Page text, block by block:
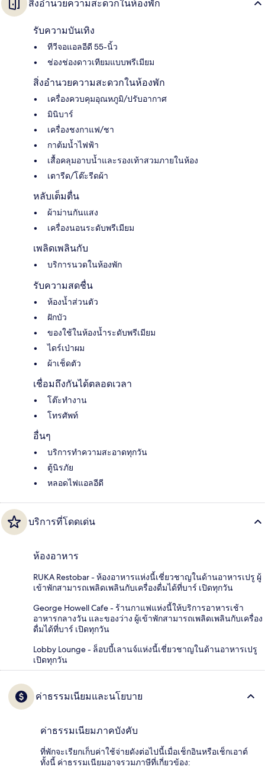
สิ่งอำนวยความสะดวกในห้องพัก
รับความบันเทิง
ทีวีจอแอลอีดี 55-นิ้ว
ช่องช่องดาวเทียมแบบพรีเมียม
สิ่งอำนวยความสะดวกในห้องพัก
เครื่องควบคุมอุณหภูมิ/ปรับอากาศ
มินิบาร์
เครื่องชงกาแฟ/ชา
กาต้มน้ำไฟฟ้า
เสื้อคลุมอาบน้ำและรองเท้าสวมภายในห้อง
เตารีด/โต๊ะรีดผ้า
หลับเต็มตื่น
ผ้าม่านกันแสง
เครื่องนอนระดับพรีเมียม
เพลิดเพลินกับ
บริการนวดในห้องพัก
รับความสดชื่น
ห้องน้ำส่วนตัว
ฝักบัว
ของใช้ในห้องน้ำระดับพรีเมียม
ไดร์เป่าผม
ผ้าเช็ดตัว
เชื่อมถึงกันได้ตลอดเวลา
โต๊ะทำงาน
โทรศัพท์
อื่นๆ
บริการทำความสะอาดทุกวัน
ตู้นิรภัย
หลอดไฟแอลอีดี
บริการที่โดดเด่น
ห้องอาหาร
RUKA Restobar - ห้องอาหารแห่งนี้เชี่ยวชาญในด้านอาหารเปรู ผู้
เข้าพักสามารถเพลิดเพลินกับเครื่องดื่มได้ที่บาร์ เปิดทุกวัน
George Howell Cafe - ร้านกาแฟแห่งนี้ให้บริการอาหารเช้า
อาหารกลางวัน และของว่าง ผู้เข้าพักสามารถเพลิดเพลินกับเครื่อง
ดื่มได้ที่บาร์ เปิดทุกวัน
Lobby Lounge - ล็อบบี้เลานจ์แห่งนี้เชี่ยวชาญในด้านอาหารเปรู
เปิดทุกวัน
ค่าธรรมเนียมและนโยบาย
ค่าธรรมเนียมภาคบังคับ
ที่พักจะเรียกเก็บค่าใช้จ่ายดังต่อไปนี้เมื่อเช็กอินหรือเช็กเอาต์
ทั้งนี้ ค่าธรรมเนียมอาจรวมภาษีที่เกี่ยวข้อง: